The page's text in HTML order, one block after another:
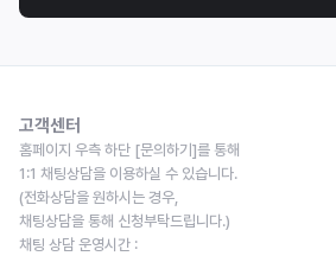
고객센터
홈페이지 우측 하단 [문의하기]를 통해
1:1 채팅상담을 이용하실 수 있습니다.
(전화상담을 원하시는 경우,
채팅상담을 통해 신청부탁드립니다.)
채팅 상담 운영시간 :